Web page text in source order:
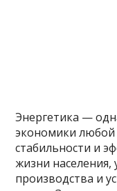
Энергетика —
экономики любой
стабильности и
жизни
производства и